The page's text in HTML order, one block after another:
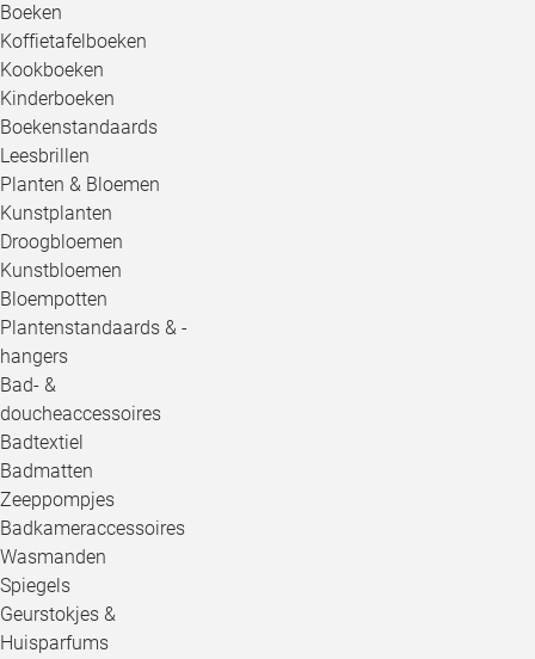
Boeken
Koffietafelboeken
Kookboeken
Kinderboeken
Boekenstandaards
Leesbrillen
Planten & Bloemen
Kunstplanten
Droogbloemen
Kunstbloemen
Bloempotten
Plantenstandaards & -
hangers
Bad- &
doucheaccessoires
Badtextiel
Badmatten
Zeeppompjes
Badkameraccessoires
Wasmanden
Spiegels
Geurstokjes &
Huisparfums